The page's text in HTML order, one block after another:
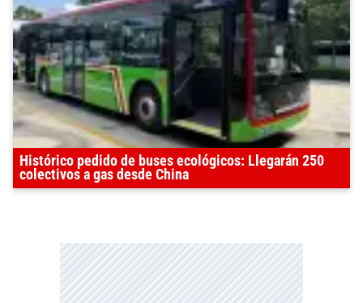
Histórico pedido de buses ecológicos: Llegarán 250
colectivos a gas desde China